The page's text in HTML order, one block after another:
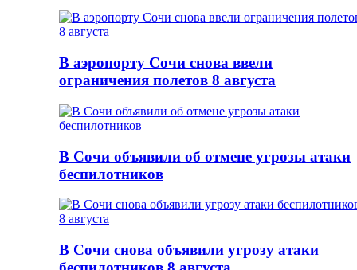
В аэропорту Сочи снова ввели
ограничения полетов 8 августа
В Сочи объявили об отмене угрозы атаки
беспилотников
В Сочи снова объявили угрозу атаки